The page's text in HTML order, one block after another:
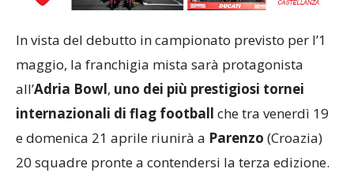
In vista del debutto in campionato previsto per l’1
maggio, la franchigia mista sarà protagonista
all’Adria Bowl, uno dei più prestigiosi tornei
internazionali di flag football che tra venerdì 19
e domenica 21 aprile riunirà a Parenzo (Croazia)
20 squadre pronte a contendersi la terza edizione.